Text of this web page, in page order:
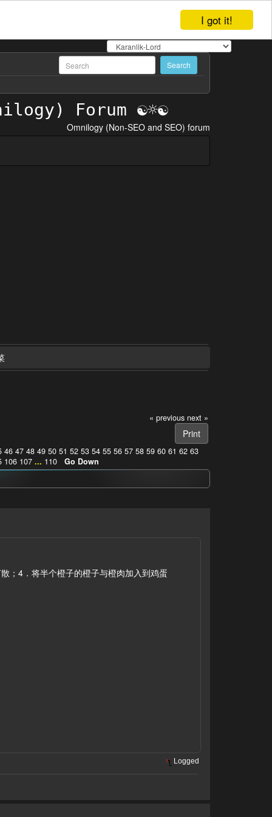
I got it!
Omnilogy (Non-SEO and SEO) forum
« previous next »
Print
46 47 48 49 50 51 52 53 54 55 56 57 58 59 60 61 62 63
106 107 ... 110 Go Down
；4．将半个橙子的橙子与橙肉加入到鸡蛋
Logged